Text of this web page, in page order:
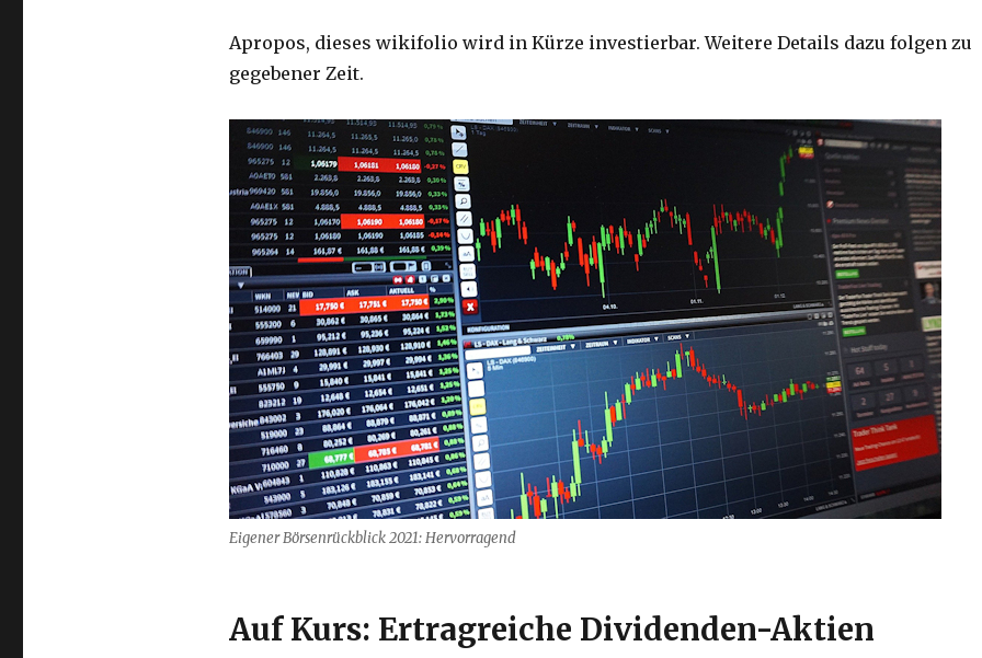
Apropos, dieses wikifolio wird in Kürze investierbar. Weitere Details dazu folgen zu
gegebener Zeit.
Eigener Börsenrückblick 2021: Hervorragend
Auf Kurs: Ertragreiche Dividenden-Aktien